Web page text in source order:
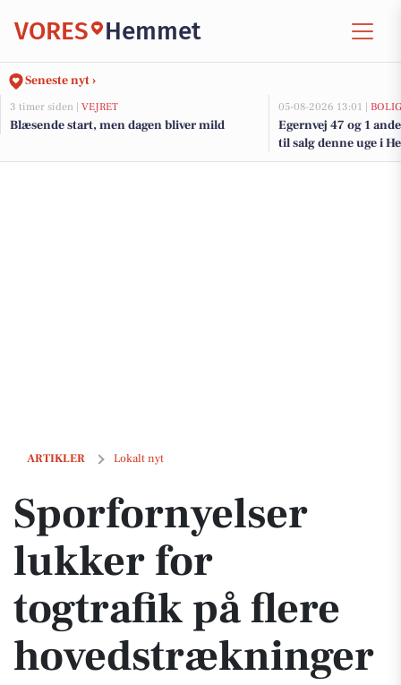
VORES Hemmet
Seneste nyt ›
3 timer siden | VEJRET
Blæsende start, men dagen bliver mild
05-08-2026 13:01 |
Egernvej 47 og 1
til salg denne uge i
her.
ARTIKLER Lokalt nyt
Sporfornyelser lukker for togtrafik på flere hovedstrækninger
Sporfornyelser
lukker for
togtrafik på flere
hovedstrækninger